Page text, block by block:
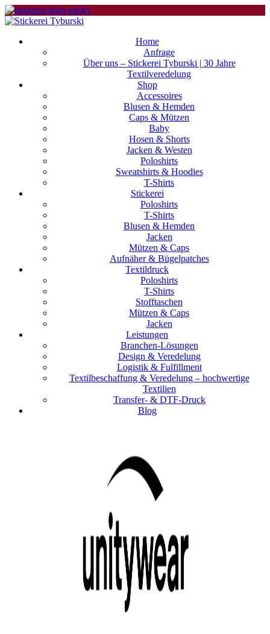
Home
Anfrage
Über uns – Stickerei Tyburski | 30 Jahre
Textilveredelung
Shop
Accessoires
Blusen & Hemden
Caps & Mützen
Baby
Hosen & Shorts
Jacken & Westen
Poloshirts
Sweatshirts & Hoodies
T-Shirts
Stickerei
Poloshirts
T-Shirts
Blusen & Hemden
Jacken
Mützen & Caps
Aufnäher & Bügelpatches
Textildruck
Poloshirts
T-Shirts
Stofftaschen
Mützen & Caps
Jacken
Leistungen
Branchen-Lösungen
Design & Veredelung
Logistik & Fulfillment
Textilbeschaffung & Veredelung – hochwertige
Textilien
Transfer- & DTF-Druck
Blog